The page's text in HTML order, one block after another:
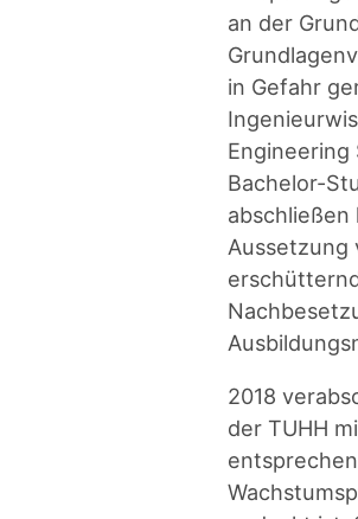
an der
in Gefahr
Bachelor-
abschließen
Aussetzung
2018
der TUHH